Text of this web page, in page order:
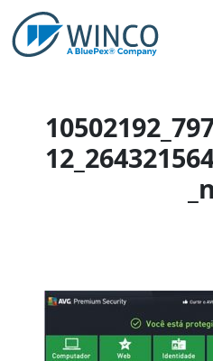
Pular
para
_n